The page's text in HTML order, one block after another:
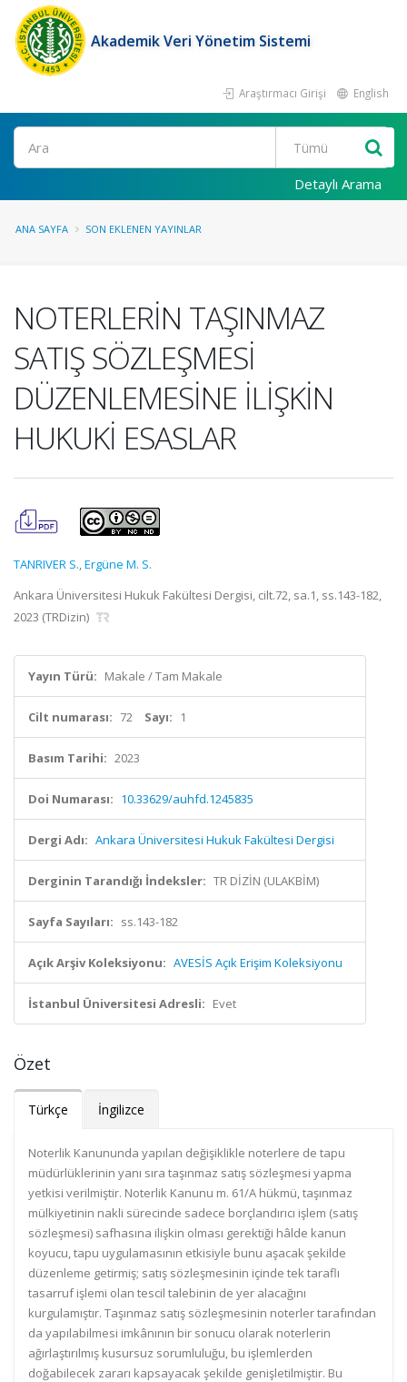
Akademik Veri Yönetim Sistemi
Araştırmacı Girişi English
Ara
Detaylı Arama
ANA SAYFA SON EKLENEN YAYINLAR
NOTERLERİN TAŞINMAZ
SATIŞ SÖZLEŞMESİ
DÜZENLEMESİNE İLİŞKİN
HUKUKİ ESASLAR
TANRIVER S.,Ergüne M. S.
Ankara Üniversitesi Hukuk Fakültesi Dergisi, cilt.72, sa.1, ss.143-182,
2023 (TRDizin)
Yayın Türü: Makale / Tam Makale
Cilt numarası: 72 Sayı: 1
Basım Tarihi: 2023
Doi Numarası: 10.33629/auhfd.1245835
Dergi Adı: Ankara Üniversitesi Hukuk Fakültesi Dergisi
Derginin Tarandığı İndeksler: TR DİZİN (ULAKBİM)
Sayfa Sayıları: ss.143-182
Açık Arşiv Koleksiyonu: AVESİS Açık Erişim Koleksiyonu
İstanbul Üniversitesi Adresli: Evet
Özet
Türkçe İngilizce
Noterlik Kanununda yapılan değişiklikle noterlere de tapu
müdürlüklerinin yanı sıra taşınmaz satış sözleşmesi yapma
yetkisi verilmiştir. Noterlik Kanunu m. 61/A hükmü, taşınmaz
mülkiyetinin nakli sürecinde sadece borçlandırıcı işlem (satış
sözleşmesi) safhasına ilişkin olması gerektiği hâlde kanun
koyucu, tapu uygulamasının etkisiyle bunu aşacak şekilde
düzenleme getirmiş; satış sözleşmesinin içinde tek taraflı
tasarruf işlemi olan tescil talebinin de yer alacağını
kurgulamıştır. Taşınmaz satış sözleşmesinin noterler tarafından
da yapılabilmesi imkânının bir sonucu olarak noterlerin
ağırlaştırılmış kusursuz sorumluluğu, bu işlemlerden
doğabilecek zararı kapsayacak şekilde genişletilmiştir. Bu